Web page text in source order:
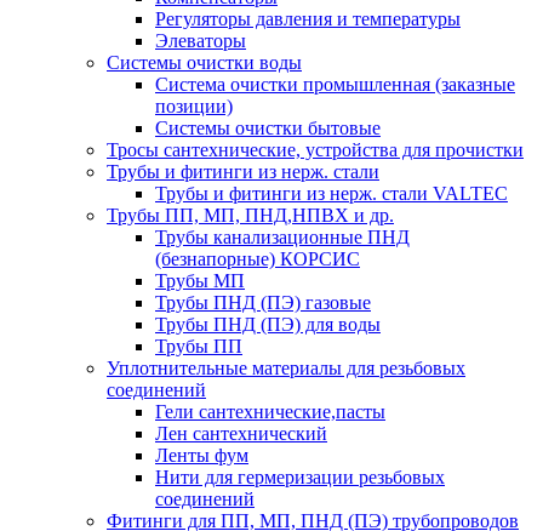
Регуляторы давления и температуры
Элеваторы
Системы очистки воды
Система очистки промышленная (заказные
позиции)
Системы очистки бытовые
Тросы сантехнические, устройства для прочистки
Трубы и фитинги из нерж. стали
Трубы и фитинги из нерж. стали VALTEC
Трубы ПП, МП, ПНД,НПВХ и др.
Трубы канализационные ПНД
(безнапорные) КОРСИС
Трубы МП
Трубы ПНД (ПЭ) газовые
Трубы ПНД (ПЭ) для воды
Трубы ПП
Уплотнительные материалы для резьбовых
соединений
Гели сантехнические,пасты
Лен сантехнический
Ленты фум
Нити для гермеризации резьбовых
соединений
Фитинги для ПП, МП, ПНД (ПЭ) трубопроводов